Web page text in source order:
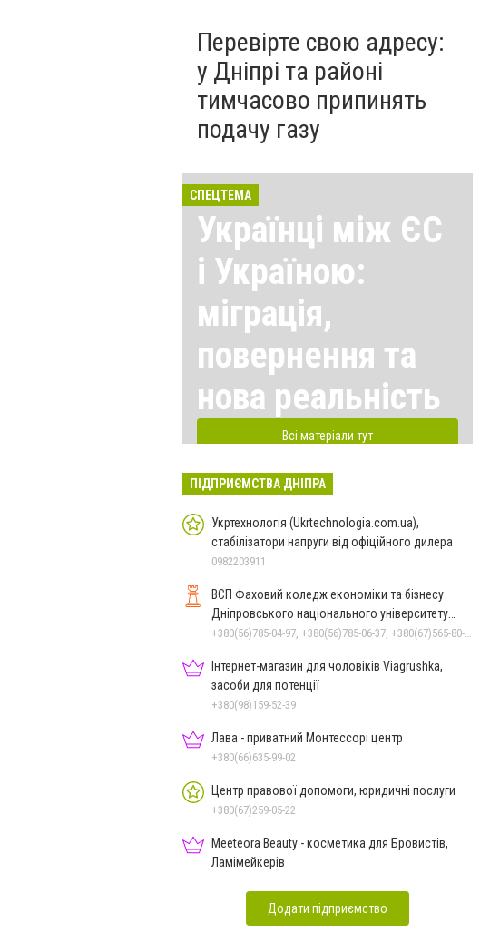
Перевірте свою адресу:
у Дніпрі та районі
тимчасово припинять
подачу газу
СПЕЦТЕМА
Українці між ЄС
і Україною:
міграція,
повернення та
нова реальність
Всі матеріали тут
ПІДПРИЄМСТВА ДНІПРА
Укртехнологія (Ukrtechnologia.com.ua),
стабілізатори напруги від офіційного дилера
0982203911
ВСП Фаховий коледж економіки та бізнесу
Дніпровського національного університету
імені Олеся Гончара
Інтернет-магазин для чоловіків Viagrushka,
засоби для потенції
+380(98)159-52-39
Лава - приватний Монтессорі центр
+380(66)635-99-02
Центр правової допомоги, юридичні послуги
+380(67)259-05-22
Meeteora Beauty - косметика для Бровистів,
Ламімейкерів
Додати підприємство